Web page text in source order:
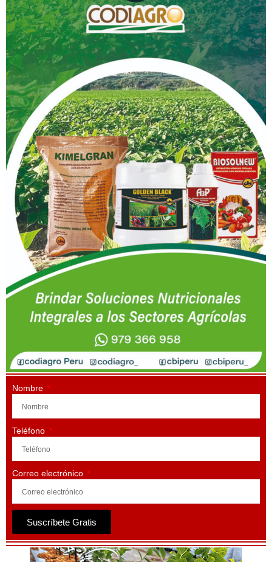
Nombre
Teléfono
Correo electrónico
Suscríbete Gratis